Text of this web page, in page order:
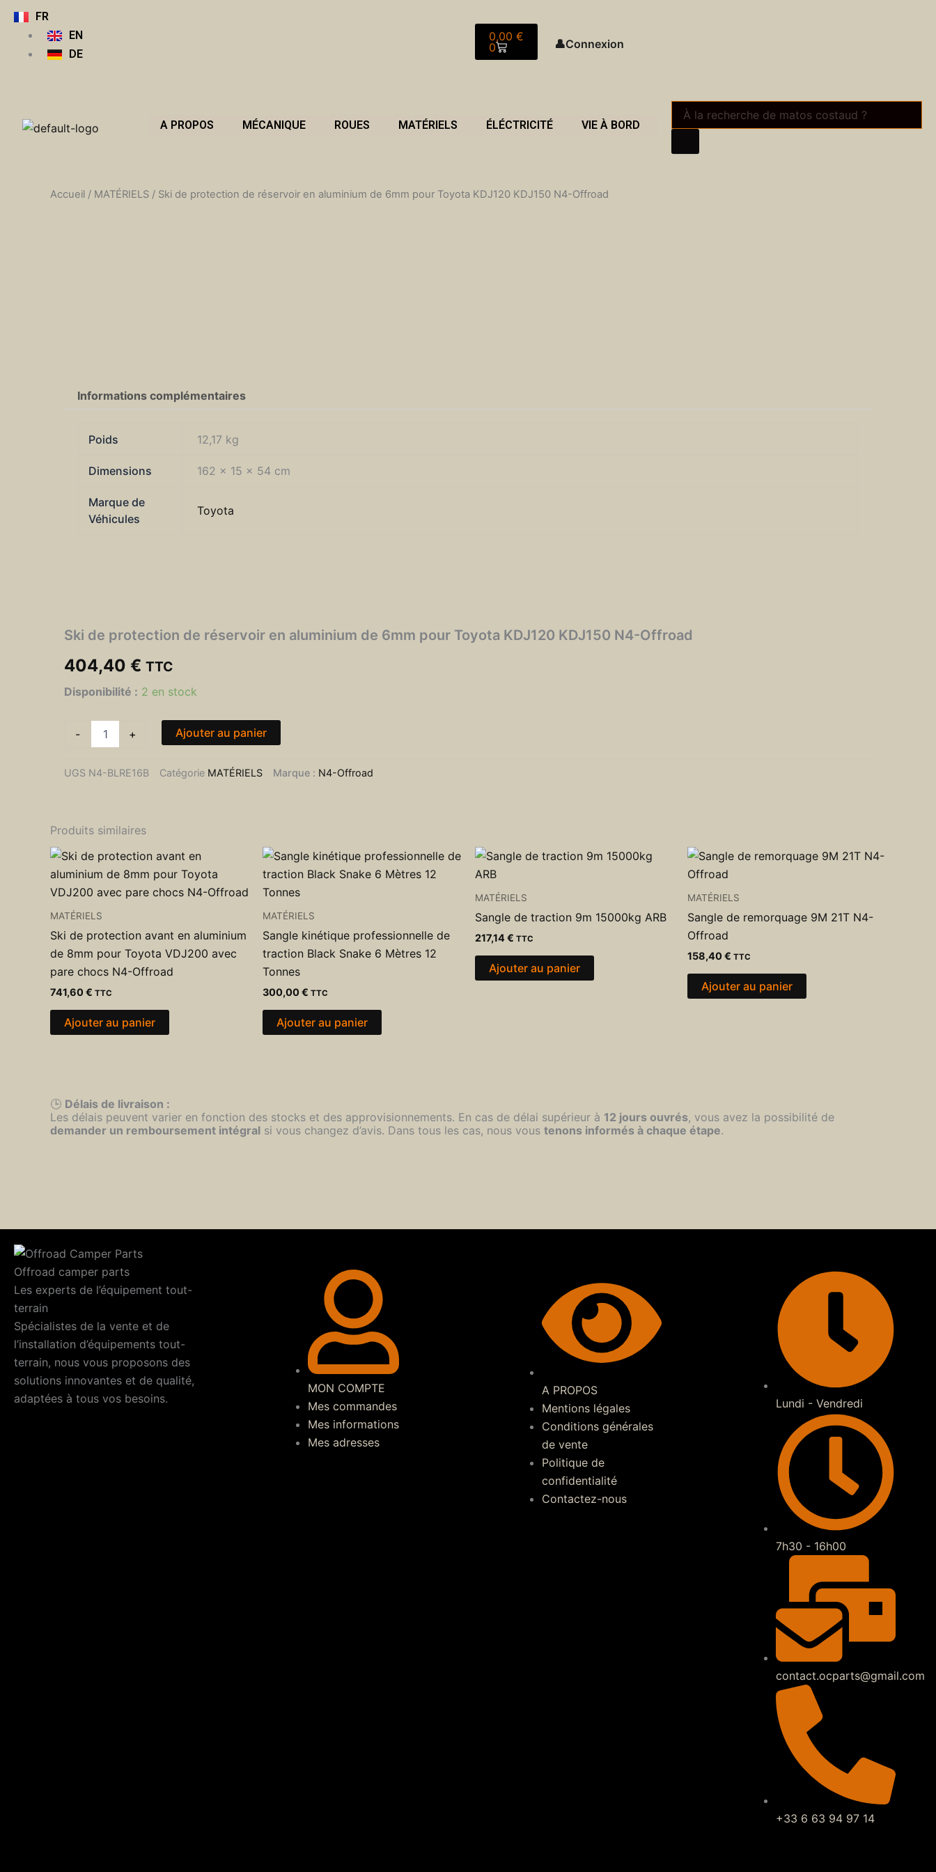
Aller
FR
EN
DE
0,00 €
0
Panier
👤Connexion
A PROPOS MÉCANIQUE ROUES MATÉRIELS ÉLÉCTRICITÉ VIE À BORD
Recherche
Accueil / MATÉRIELS / Ski de protection de réservoir en aluminium de 6mm pour Toyota KDJ120 KDJ150 N4-Offroad
Informations complémentaires
Poids 12,17 kg
Dimensions 162 × 15 × 54 cm
Marque de
Véhicules
Toyota
Ski de protection de réservoir en aluminium de 6mm pour Toyota KDJ120 KDJ150 N4-Offroad
404,40 € TTC
Disponibilité : 2 en stock
-
quantité
réservoir
6mm
Toyota
KDJ120
N4-
Offroad
+ Ajouter au panier
UGS N4-BLRE16B Catégorie MATÉRIELS Marque : N4-Offroad
Produits similaires
MATÉRIELS
Ski de protection avant en aluminium
de 8mm pour Toyota VDJ200 avec
pare chocs N4-Offroad
741,60€ TTC
Ajouter au panier
MATÉRIELS
Sangle kinétique professionnelle de
traction Black Snake 6 Mètres 12
Tonnes
300,00€ TTC
Ajouter au panier
MATÉRIELS
Sangle de traction 9m 15000kg ARB
217,14€ TTC
Ajouter au panier
MATÉRIELS
Sangle de remorquage 9M 21T N4-
Offroad
158,40€ TTC
Ajouter au panier
🕒 Délais de livraison :
Les délais peuvent varier en fonction des stocks et des approvisionnements. En cas de délai supérieur à 12 jours ouvrés, vous avez la possibilité de
demander un remboursement intégral si vous changez d’avis. Dans tous les cas, nous vous tenons informés à chaque étape.
Offroad camper parts
Les experts de l’équipement tout-
terrain
Spécialistes de la vente et de
l’installation d’équipements tout-
terrain, nous vous proposons des
solutions innovantes et de qualité,
adaptées à tous vos besoins.
MON COMPTE
Mes commandes
Mes informations
Mes adresses
A PROPOS
Mentions légales
Conditions générales
de vente
Politique de
confidentialité
Contactez-nous
Lundi - Vendredi
7h30 - 16h00
contact.ocparts@gmail.com
+33 6 63 94 97 14